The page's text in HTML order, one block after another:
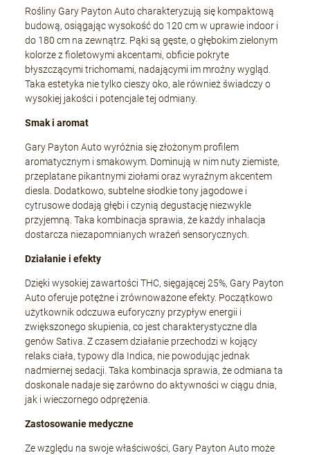
Rośliny Gary Payton Auto charakteryzują się kompaktową
budową, osiągając wysokość do 120 cm w uprawie indoor i
do 180 cm na zewnątrz. Pąki są gęste, o głębokim zielonym
kolorze z fioletowymi akcentami, obficie pokryte
błyszczącymi trichomami, nadającymi im mroźny wygląd.
Taka estetyka nie tylko cieszy oko, ale również świadczy o
wysokiej jakości i potencjale tej odmiany.
Smak i aromat
Gary Payton Auto wyróżnia się złożonym profilem
aromatycznym i smakowym. Dominują w nim nuty ziemiste,
przeplatane pikantnymi ziołami oraz wyraźnym akcentem
diesla. Dodatkowo, subtelne słodkie tony jagodowe i
cytrusowe dodają głębi i czynią degustację niezwykle
przyjemną. Taka kombinacja sprawia, że każdy inhalacja
dostarcza niezapomnianych wrażeń sensorycznych.
Działanie i efekty
Dzięki wysokiej zawartości THC, sięgającej 25%, Gary Payton
Auto oferuje potężne i zrównoważone efekty. Początkowo
użytkownik odczuwa euforyczny przypływ energii i
zwiększonego skupienia, co jest charakterystyczne dla
genów Sativa. Z czasem działanie przechodzi w kojący
relaks ciała, typowy dla Indica, nie powodując jednak
nadmiernej sedacji. Taka kombinacja sprawia, że odmiana ta
doskonale nadaje się zarówno do aktywności w ciągu dnia,
jak i wieczornego odprężenia.
Zastosowanie medyczne
Ze względu na swoje właściwości, Gary Payton Auto może